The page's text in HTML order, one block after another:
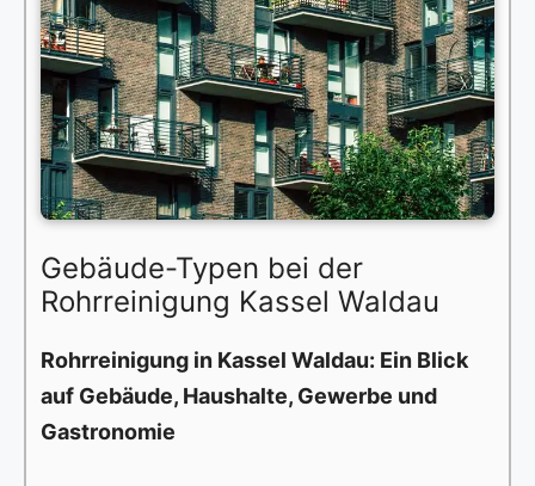
Gebäude-Typen bei der
Rohrreinigung Kassel Waldau
Rohrreinigung in Kassel Waldau: Ein Blick
auf Gebäude, Haushalte, Gewerbe und
Gastronomie